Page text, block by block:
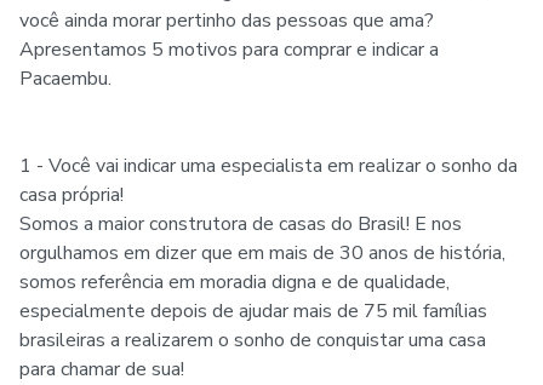
você ainda morar pertinho das pessoas que ama?
Apresentamos 5 motivos para comprar e indicar a
Pacaembu.
1 - Você vai indicar uma especialista em realizar o sonho da
casa própria!
Somos a maior construtora de casas do Brasil! E nos
orgulhamos em dizer que em mais de 30 anos de história,
somos referência em moradia digna e de qualidade,
especialmente depois de ajudar mais de 75 mil famílias
brasileiras a realizarem o sonho de conquistar uma casa
para chamar de sua!